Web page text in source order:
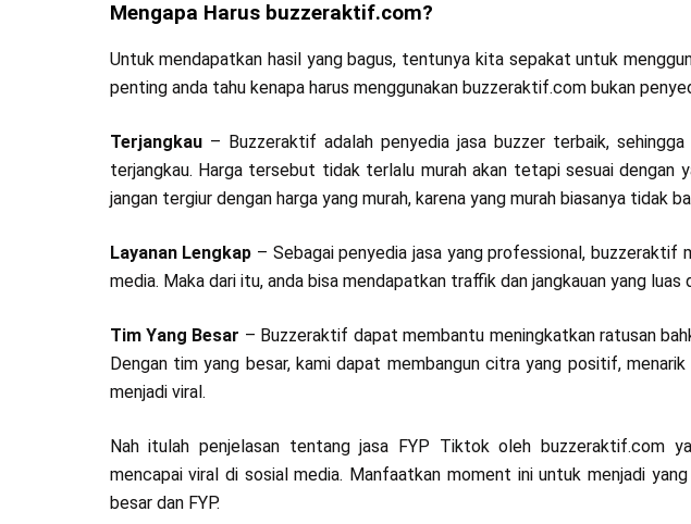
Mengapa Harus buzzeraktif.com?
Untuk mendapatkan hasil yang bagus, tentunya kita sepakat untuk
penting anda tahu kenapa harus menggunakan buzzeraktif.com bukan
Terjangkau– Buzzeraktif adalah penyedia jasa buzzer terbaik, sehingga
terjangkau. Harga tersebut tidak terlalu murah akan tetapi sesuai dengan
jangan tergiur dengan harga yang murah, karena yang murah biasanya tidak
Layanan Lengkap – Sebagai penyedia jasa yang professional, buzzeraktif
media. Maka dari itu, anda bisa mendapatkan traffik dan jangkauan yang
Tim Yang Besar – Buzzeraktif dapat membantu meningkatkan ratusan
Dengan tim yang besar, kami dapat membangun citra yang positif,
menjadi viral.
Nah itulah penjelasan tentang jasa FYP Tiktok oleh buzzeraktif.com
mencapai viral di sosial media. Manfaatkan moment ini untuk menjadi
besar dan FYP.